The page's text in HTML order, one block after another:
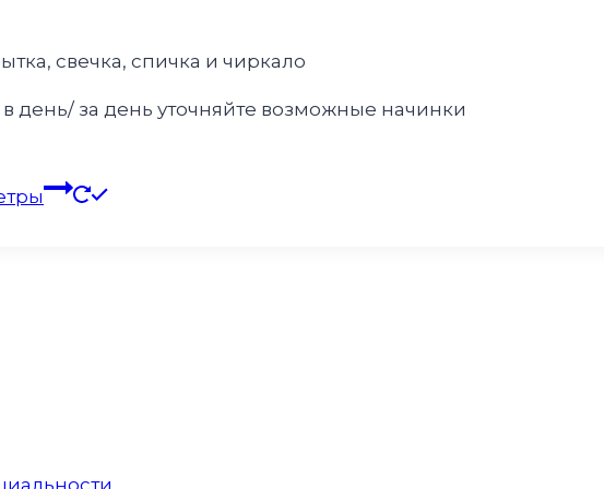
свечка, спичка и чиркало
день/ за день уточняйте возможные начинки